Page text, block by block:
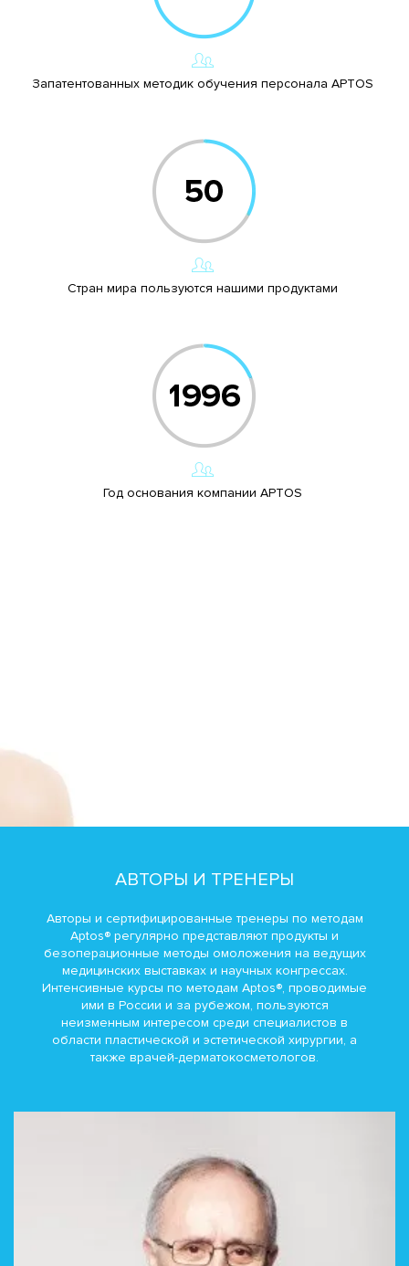
Запатентованных методик обучения персонала APTOS
Стран мира пользуются нашими продуктами
Год основания компании APTOS
АВТОРЫ И ТРЕНЕРЫ
Авторы и сертифицированные тренеры по методам
Aptos® регулярно представляют продукты и
безоперационные методы омоложения на ведущих
медицинских выставках и научных конгрессах.
Интенсивные курсы по методам Aptos®, проводимые
ими в России и за рубежом, пользуются
неизменным интересом среди специалистов в
области пластической и эстетической хирургии, а
также врачей-дерматокосметологов.